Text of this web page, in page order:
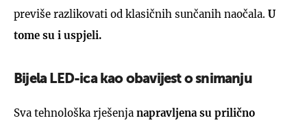
previše razlikovati od klasičnih sunčanih naočala. U
tome su i uspjeli.
Bijela LED-ica kao obavijest o snimanju
Sva tehnološka rješenja napravljena su prilično